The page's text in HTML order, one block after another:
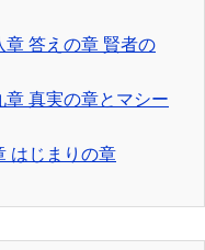
章 答えの章 賢者の
章 真実の章とマシー
はじまりの章